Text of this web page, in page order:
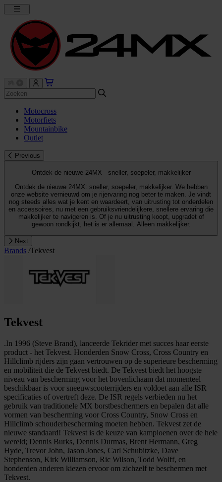
Motocross
Motorfiets
Mountainbike
Outlet
Previous
Ontdek de nieuwe 24MX - sneller, soepeler, makkelijker
Ontdek de nieuwe 24MX: sneller, soepeler, makkelijker. We hebben
onze website vernieuwd om je rijervaring nog beter te maken. Je vindt
nog steeds alles wat je kent en waardeert, van uitrusting tot onderdelen
en accessoires, nu met een gebruiksvriendelijkere, snellere ervaring die
makkelijker te navigeren is. Of je nu uitrusting koopt, upgradet of
gewoon rondkijkt, het is er allemaal. Alleen makkelijker.
Next
Brands /Tekvest
Tekvest
.In 1996 (Steve Brand), lanceerde Tekrider met succes haar eerste
product - het Tekvest. Honderden Snow Cross, Cross Country en
Hillclimb rijders zijn gaan vertrouwen op de superieure bescherming
en mobiliteit die de Tekvest biedt. De Tekvest biedt het hoogste
niveau van bescherming voor het bovenlichaam dat momenteel
beschikbaar is voor sneeuwscooterrijders en voldoet aan alle ISR
specificaties of overtreft deze. De ISR regels verbieden nu het
gebruik van traditionele MX borstbeschermers en bepalen dat alle
vormen van bescherming voor Cross Country, Snow Cross en
Hillclimb schouderbescherming moeten hebben. Tekvest zet de
nieuwe standaard! Tekvest is de keuze van kampioenen over de hele
wereld; Dennis Burks, Dennis Durmas, Brent Hermann, Greg
Hyde, Trevor John, Jason Jones, Carl Schubitzke, Dave
Stephenson, Kirk Williamson, Ric Wilson, Todd Wolff, en
honderden anderen kiezen ervoor om zichzelf te beschermen met
Tekvest.